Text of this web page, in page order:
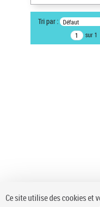
Auteur d’œuvre
Paco de Lucía
Type de notice d'autorité
Tri par : Défaut
sur 1
Ce site utilise des cookies et